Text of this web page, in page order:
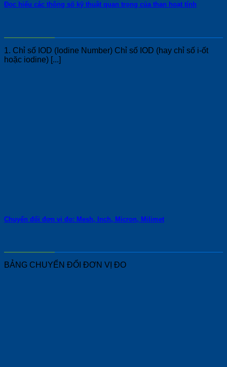
Đọc hiểu các thông số kỹ thuật quan trọng của than hoạt tính
1. Chỉ số IOD (Iodine Number) Chỉ số IOD (hay chỉ số i-ốt
hoặc iodine) [...]
Chuyển đổi đơn vị đo: Mesh, Inch, Micron, Milimet
BẢNG CHUYỂN ĐỔI ĐƠN VỊ ĐO